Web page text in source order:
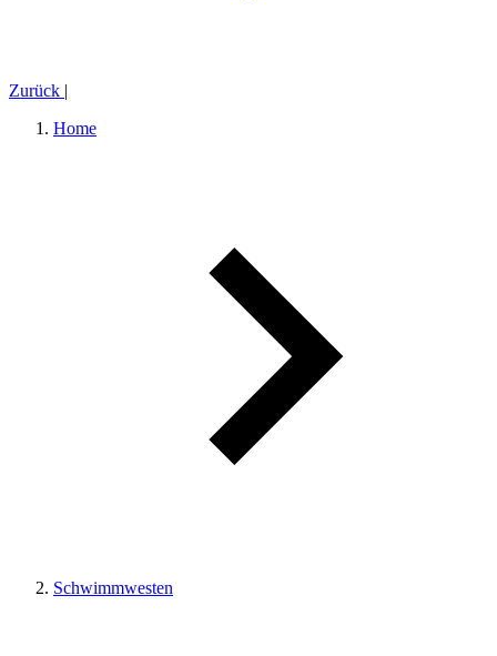
Zurück |
Home
Schwimmwesten